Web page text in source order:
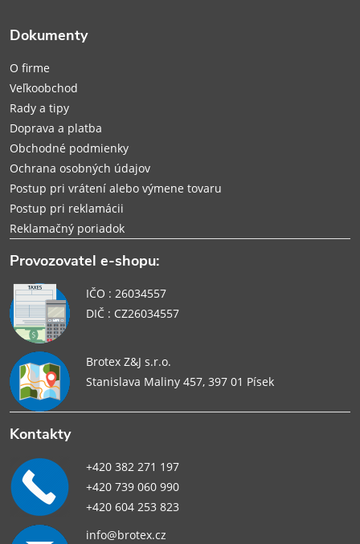
e
Dokumenty
O firme
Veľkoobchod
Rady a tipy
Doprava a platba
Obchodné podmienky
Ochrana osobných údajov
Postup pri vrátení alebo výmene tovaru
Postup pri reklamácii
Reklamačný poriadok
Provozovatel e-shopu:
IČO : 26034557
DIČ : CZ26034557
Brotex Z&J s.r.o.
Stanislava Maliny 457, 397 01 Písek
Kontakty
+420 382 271 197
+420 739 060 990
+420 604 253 823
info@brotex.cz